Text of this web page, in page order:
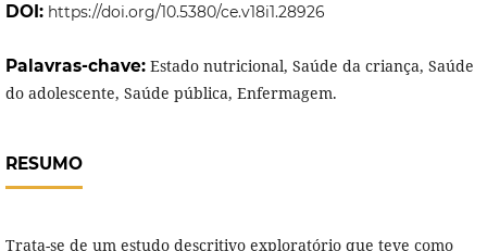
DOI: https://doi.org/10.5380/ce.v18i1.28926
Palavras-chave: Estado nutricional, Saúde da criança, Saúde
do adolescente, Saúde pública, Enfermagem.
RESUMO
Trata-se de um estudo descritivo exploratório que teve como